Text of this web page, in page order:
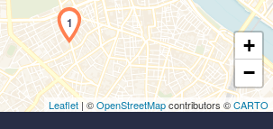
1
+
−
Leaflet | ©OpenStreetMapcontributors ©CARTO